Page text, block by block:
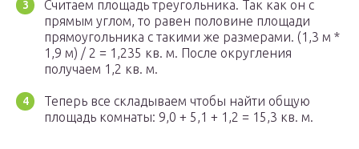
Считаем площадь треугольника. Так как он с
прямым углом, то равен половине площади
прямоугольника с такими же размерами. (1,3 м *
1,9 м) / 2 = 1,235 кв. м. После округления
получаем 1,2 кв. м.
Теперь все складываем чтобы найти общую
площадь комнаты: 9,0 + 5,1 + 1,2 = 15,3 кв. м.